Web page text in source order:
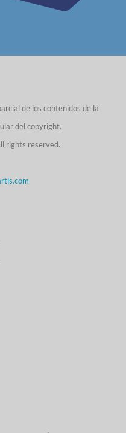
de los contenidos de la
del copyright.
rights reserved.